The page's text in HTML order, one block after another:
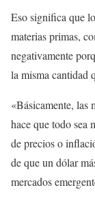
Eso significa que
materias primas,
negativamente
la misma cantidad
«Básicamente, las
hace que todo sea
de precios o
de que un dólar
mercados